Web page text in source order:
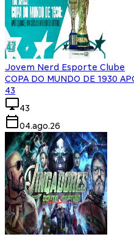
Jovem Nerd Esporte Clube
COPA DO MUNDO DE 1930
43
43
04.ago.26